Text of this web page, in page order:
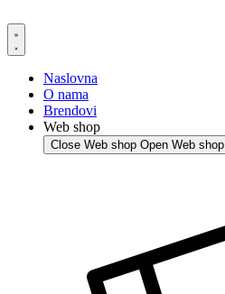
to
content
Naslovna
O nama
Brendovi
Web shop
Close Web shop Open Web shop